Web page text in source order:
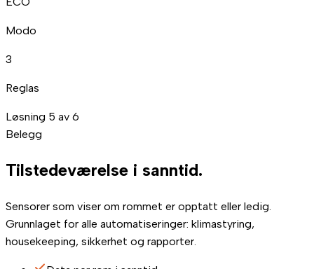
Modo
3
Reglas
Løsning 5 av 6
Belegg
Tilstedeværelse i sanntid.
Sensorer som viser om rommet er opptatt eller ledig.
Grunnlaget for alle automatiseringer: klimastyring,
housekeeping, sikkerhet og rapporter.